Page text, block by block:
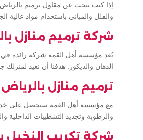
إذا كنت تبحث عن مقاول ترميم
والفلل والمباني باستخدام مواد
شركة ترميم منازل
تُعد مؤسسة أهل القمة شركة رائدة في
الدهان والديكور. هدفنا أن نعيد
ترميم منازل بالرياض
مع مؤسسة أهل القمة ستحصل على خدمة
والرطوبة وتجديد التشطيبات الداخلية
شركة تكريب النخيل